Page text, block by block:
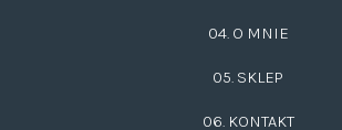
04. O MNIE
05. SKLEP
06. KONTAKT